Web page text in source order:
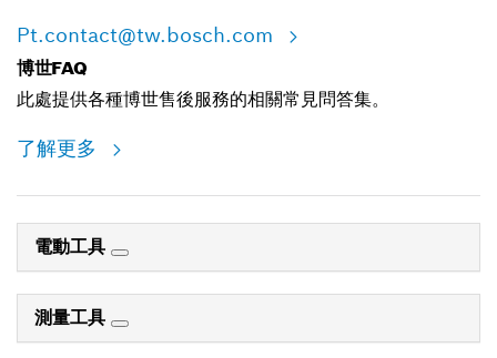
Pt.contact@tw.bosch.com
博世FAQ
此處提供各種博世售後服務的相關常見問答集。
了解更多
電動工具
測量工具